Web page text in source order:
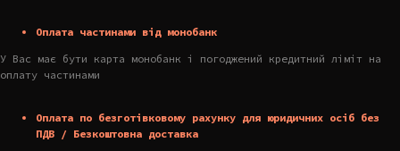
Оплата частинами від монобанк
У Вас має бути карта монобанк і погоджений кредитний ліміт на
оплату частинами
Оплата по безготівковому рахунку для юридичних осіб без
ПДВ / Безкоштовна доставка